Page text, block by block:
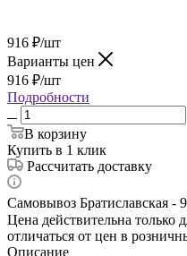
916 ₽/шт
Варианты цен
916 ₽/шт
Подробности
В корзину
Купить в 1 клик
Рассчитать доставку
Самовывоз Братиславская -
Цена действительна только
отличаться от цен в
Описание